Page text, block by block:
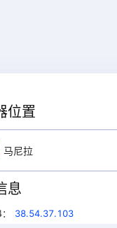
位置
马尼拉
息
： 38.54.37.103